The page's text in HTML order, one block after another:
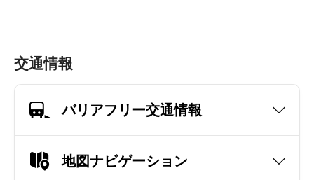
交通情報
バリアフリー交通情報
地図ナビゲーション